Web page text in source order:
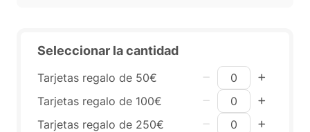
Seleccionar la cantidad
Tarjetas regalo de 50€
Tarjetas regalo de 100€
Tarjetas regalo de 250€